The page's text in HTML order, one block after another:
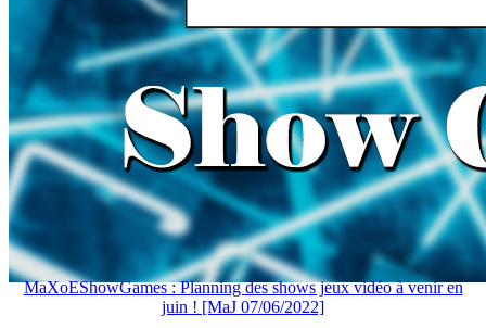
MaXoEShowGames : Planning des shows jeux vidéo à venir en
juin ! [MaJ 07/06/2022]